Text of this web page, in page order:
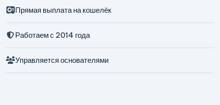
Прямая выплата на кошелёк
Работаем с 2014 года
Управляется основателями